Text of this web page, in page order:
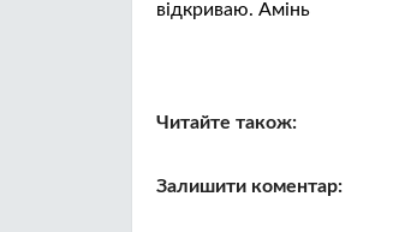
відкриваю. Амінь
Читайте також:
Залишити коментар: